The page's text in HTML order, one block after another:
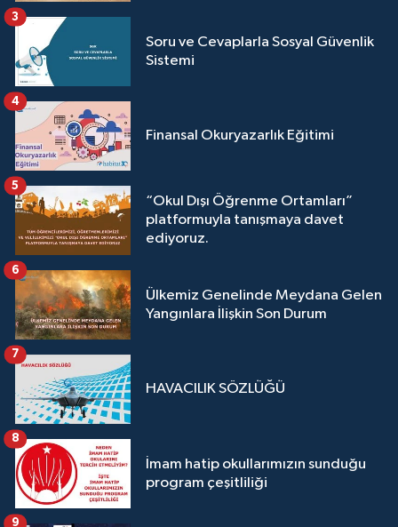
Soru ve Cevaplarla Sosyal Güvenlik
Sistemi
3
Finansal Okuryazarlık Eğitimi
4
“Okul Dışı Öğrenme Ortamları”
platformuyla tanışmaya davet
ediyoruz.
5
Ülkemiz Genelinde Meydana Gelen
Yangınlara İlişkin Son Durum
6
HAVACILIK SÖZLÜĞÜ
7
İmam hatip okullarımızın sunduğu
program çeşitliliği
8
9